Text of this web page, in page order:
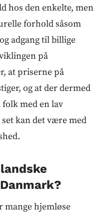
hos den enkelte, men
forhold såsom
adgang til billige
på
at priserne på
og at der dermed
med en lav
kan det være med
mange hjemløse